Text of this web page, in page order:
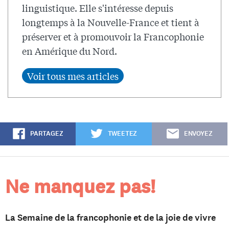
linguistique. Elle s'intéresse depuis
longtemps à la Nouvelle-France et tient à
préserver et à promouvoir la Francophonie
en Amérique du Nord.
PARTAGEZ TWEETEZ ENVOYEZ
Ne manquez pas!
La Semaine de la francophonie et de la joie de vivre